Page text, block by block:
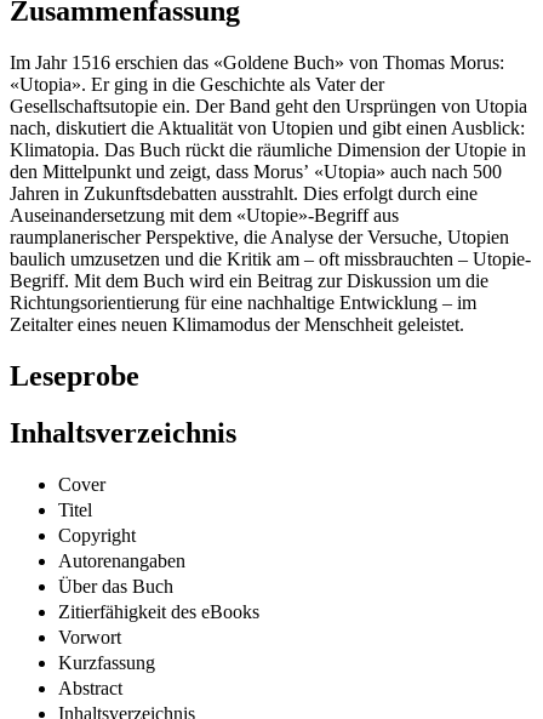
Zusammenfassung
Im Jahr 1516 erschien das «Goldene Buch» von Thomas Morus:
«Utopia». Er ging in die Geschichte als Vater der
Gesellschaftsutopie ein. Der Band geht den Ursprüngen von Utopia
nach, diskutiert die Aktualität von Utopien und gibt einen Ausblick:
Klimatopia. Das Buch rückt die räumliche Dimension der Utopie in
den Mittelpunkt und zeigt, dass Morusʼ «Utopia» auch nach 500
Jahren in Zukunftsdebatten ausstrahlt. Dies erfolgt durch eine
Auseinandersetzung mit dem «Utopie»-Begriff aus
raumplanerischer Perspektive, die Analyse der Versuche, Utopien
baulich umzusetzen und die Kritik am – oft missbrauchten – Utopie-
Begriff. Mit dem Buch wird ein Beitrag zur Diskussion um die
Richtungsorientierung für eine nachhaltige Entwicklung – im
Zeitalter eines neuen Klimamodus der Menschheit geleistet.
Leseprobe
Inhaltsverzeichnis
Cover
Titel
Copyright
Autorenangaben
Über das Buch
Zitierfähigkeit des eBooks
Vorwort
Kurzfassung
Abstract
Inhaltsverzeichnis